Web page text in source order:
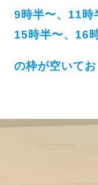
9時半〜、11時
15時半〜、16
の枠が空いて